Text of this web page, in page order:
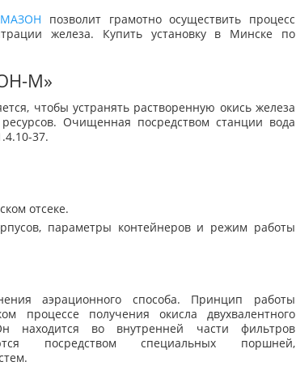
позволит грамотно осуществить процесс
железа. Купить установку в Минске по
М»
чтобы устранять растворенную окись железа
Очищенная посредством станции вода
37.
отсеке.
параметры контейнеров и режим работы
аэрационного способа. Принцип работы
процессе получения окисла двухвалентного
находится во внутренней части фильтров
посредством специальных поршней,